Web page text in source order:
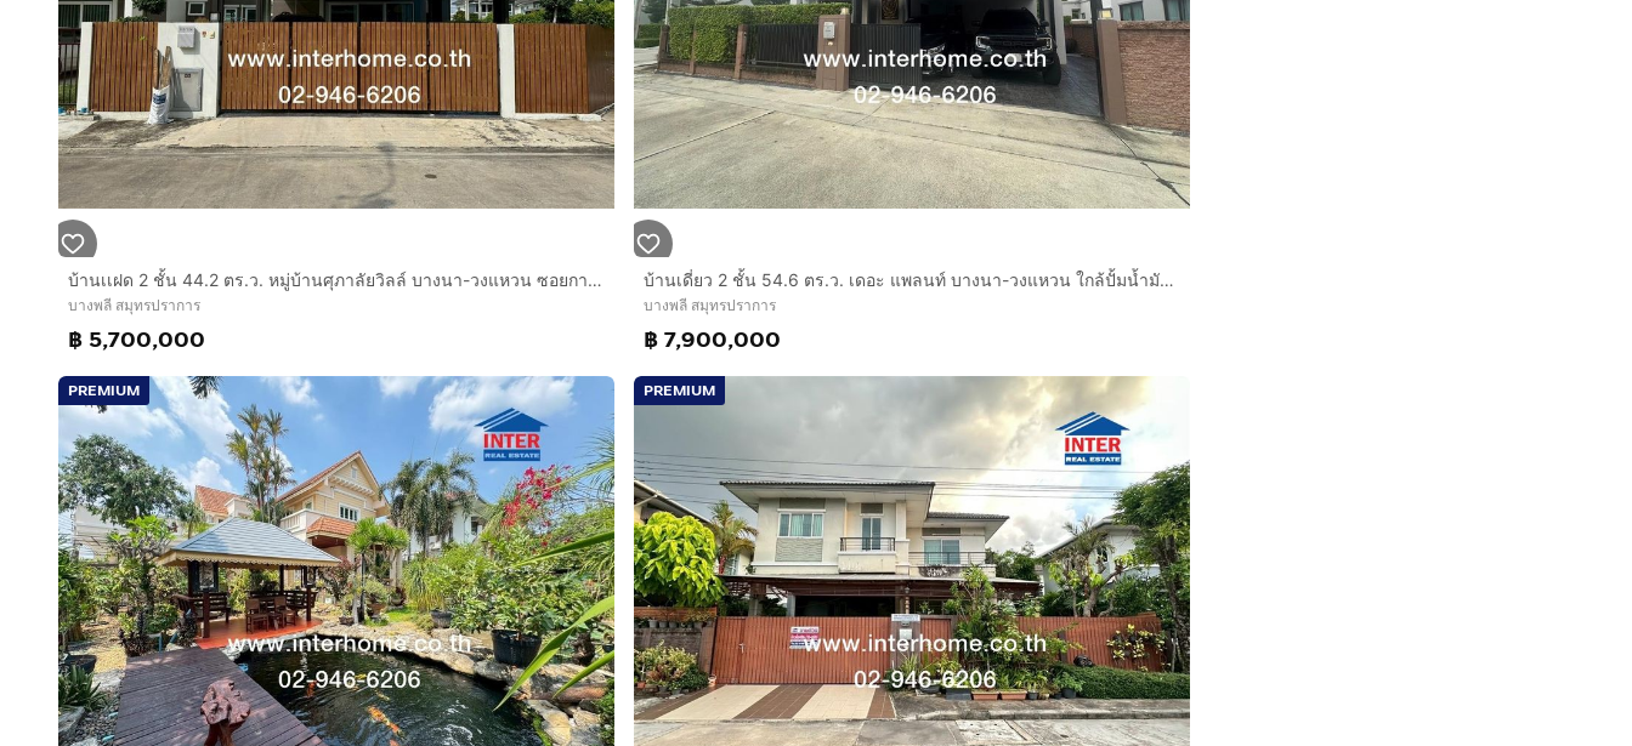
บ้านเเฝด 2 ชั้น 44.2 ตร.ว. หมู่บ้านศุภาลัยวิลล์ บางนา-วงแหวน ซอยกาญจนาภิเษก39 (ซอยกิ่งแก้ว25-1) ถนนกาญจนาภิเษก ถนนบางนาตราด บางพลี
บางพลี สมุทรปราการ
฿ 5,700,000
บ้านเดี่ยว 2 ชั้น 54.6 ตร.ว. เดอะ แพลนท์ บางนา-วงแหวน ใกล้ปั้มน้ำมันบางจาก สาขาสุขาภิบาล2 ถนนกาญจนาภิเษก ถนนลาดกระบัง (ถนนสุขาภิบาล2) บางพลี
บางพลี สมุทรปราการ
฿ 7,900,000
PREMIUM PREMIUM